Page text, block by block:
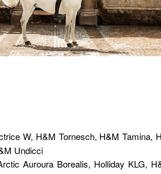
W, H&M Tornesch, H&M Tamina,
Undicci
Auroura Borealis, Holliday KLG,